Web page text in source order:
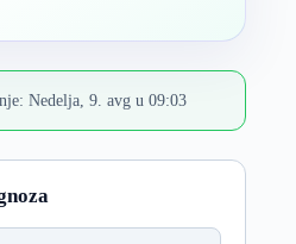
Nedelja, 9. avg u 09:03